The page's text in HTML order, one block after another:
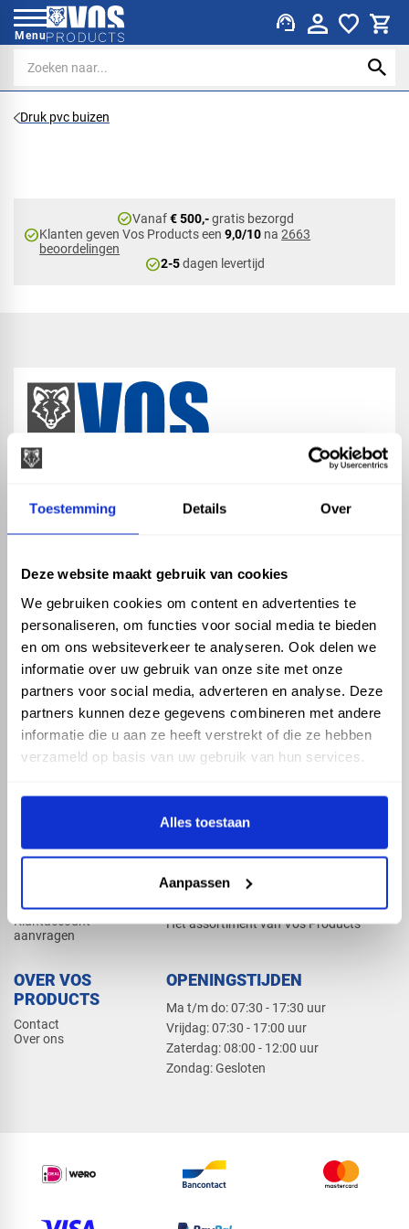
Toestemming Details Over
Deze website maakt gebruik van cookies
We gebruiken cookies om content en advertenties te
personaliseren, om functies voor social media te bieden
en om ons websiteverkeer te analyseren. Ook delen we
informatie over uw gebruik van onze site met onze
partners voor social media, adverteren en analyse. Deze
partners kunnen deze gegevens combineren met andere
informatie die u aan ze heeft verstrekt of die ze hebben
verzameld op basis van uw gebruik van hun services.
Alles toestaan
Aanpassen
Menu support_agent
Druk pvc buizen
check_circleVanaf€ 500,-gratis bezorgd
check_circleKlanten geven Vos Products een9,0/10 na2663
beoordelingen
check_circle2-5dagen levertijd
ASSORTIMENT
Hemelwaterafvoer
Drukleiding
Beregening
Dak en gevel
KENNIS EN HULP
Klantenservice
Kennisbank
Klantaccount
aanvragen
PRODUCTCATALOGUS 2026
Het assortiment van Vos Products
OVER VOS
PRODUCTS
Contact
Over ons
OPENINGSTIJDEN
Ma t/m do: 07:30 - 17:30 uur
​Vrijdag: 07:30 - 17:00 uur
​Zaterdag: 08:00 - 12:00 uur
​Zondag: Gesloten
phone_enabled +31 416 75 02 55
mail info@vosproducts.nl
check_circleDé bouwmarkt van Altena
check_circle Direct uit grote voorraad geleverd met eigen transport
check_circleLevering in NL en BE